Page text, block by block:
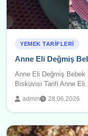
YEMEK TARIFLERI
Anne Eli Değmiş
Anne Eli Değmiş
Bisküvisi Tarifi Anne
admin 28.06.2026